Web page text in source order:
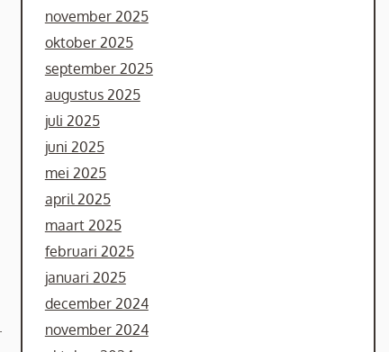
november 2025
oktober 2025
september 2025
augustus 2025
juli 2025
juni 2025
mei 2025
april 2025
maart 2025
februari 2025
januari 2025
december 2024
november 2024